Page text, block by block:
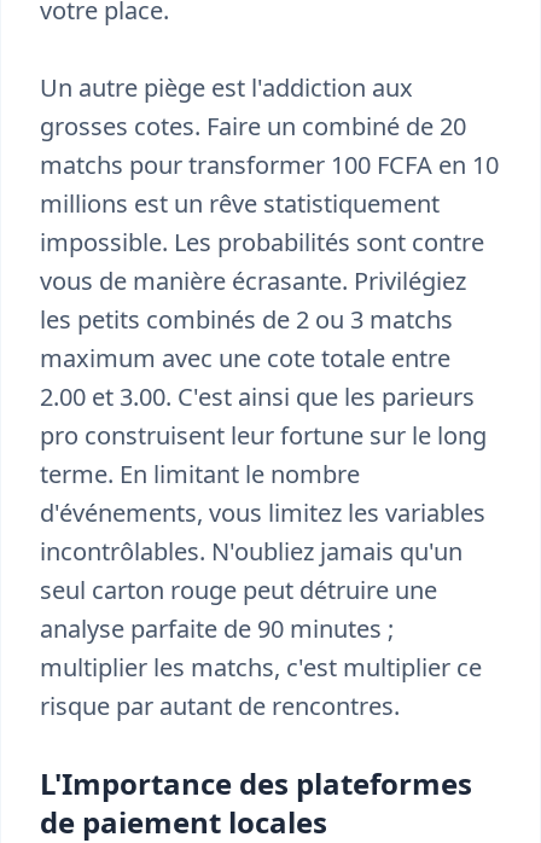
votre place.
Un autre piège est l'addiction aux
grosses cotes. Faire un combiné de 20
matchs pour transformer 100 FCFA en 10
millions est un rêve statistiquement
impossible. Les probabilités sont contre
vous de manière écrasante. Privilégiez
les petits combinés de 2 ou 3 matchs
maximum avec une cote totale entre
2.00 et 3.00. C'est ainsi que les parieurs
pro construisent leur fortune sur le long
terme. En limitant le nombre
d'événements, vous limitez les variables
incontrôlables. N'oubliez jamais qu'un
seul carton rouge peut détruire une
analyse parfaite de 90 minutes ;
multiplier les matchs, c'est multiplier ce
risque par autant de rencontres.
L'Importance des plateformes
de paiement locales